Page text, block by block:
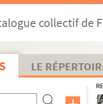
collectif de
LE